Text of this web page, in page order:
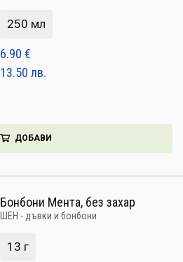
250 мл
6.90 €
13.50 лв.
ДОБАВИ
Бонбони Мента, без захар
ШЕН - дъвки и бонбони
13 г